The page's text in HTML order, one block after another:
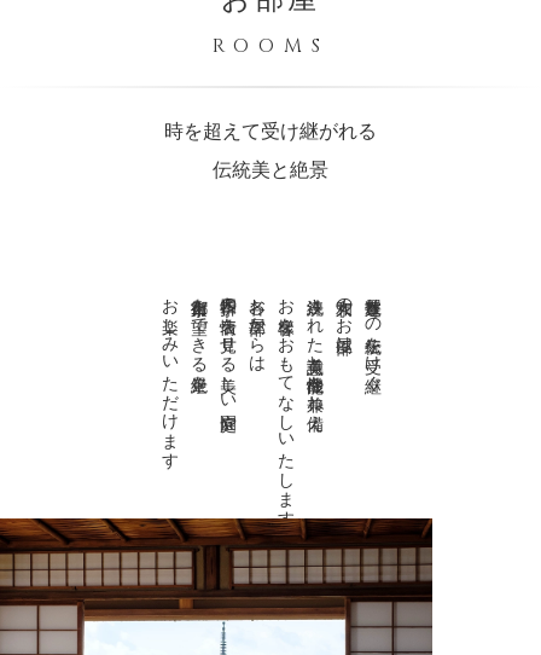
ROOMS
時を超えて受け継がれる
伝統美と絶景
数寄屋造りの伝統を受け継ぐ
京大和のお部屋は
洗練された美意識と機能性を兼ね備え
お客様をおもてなしいたします
各お部屋からは
四季折々の表情を見せる美しい庭園や
京都市街を一望できる絶景を
お楽しみいただけます